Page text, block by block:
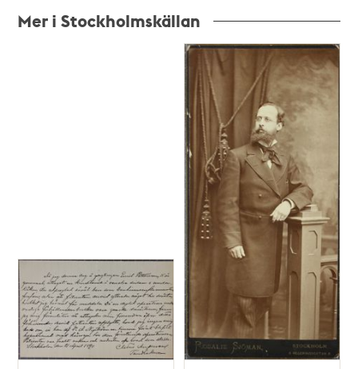
Mer i Stockholmskällan